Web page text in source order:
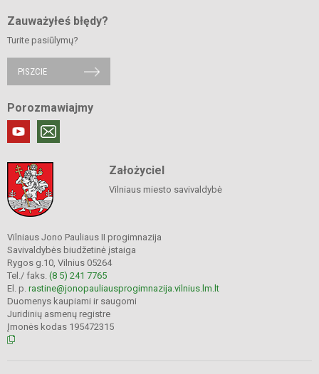
Zauważyłeś błędy?
Turite pasiūlymų?
PISZCIE
Porozmawiajmy
Założyciel
Vilniaus miesto savivaldybė
Vilniaus Jono Pauliaus II progimnazija
Savivaldybės biudžetinė įstaiga
Rygos g.10, Vilnius 05264
Tel./ faks. (8 5) 241 7765
El. p. rastine@jonopauliausprogimnazija.vilnius.lm.lt
Duomenys kaupiami ir saugomi
Juridinių asmenų registre
Įmonės kodas 195472315